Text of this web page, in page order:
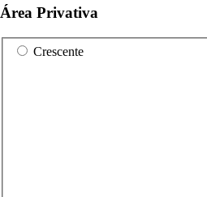
Área Privativa
Crescente